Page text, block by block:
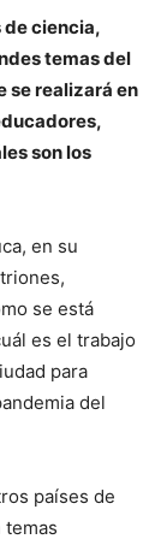
de ciencia,
temas del
se realizará en
son los
en su
se está
es el trabajo
para
del
países de
temas